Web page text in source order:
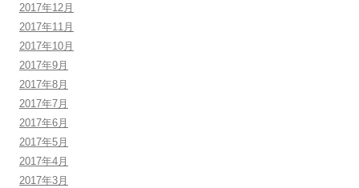
2017年12月
2017年11月
2017年10月
2017年9月
2017年8月
2017年7月
2017年6月
2017年5月
2017年4月
2017年3月